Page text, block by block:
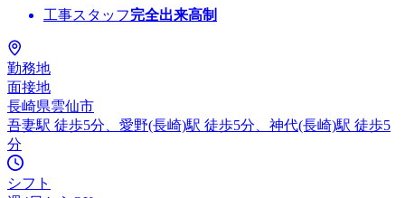
工事スタッフ完全出来高制
勤務地
面接地
長崎県雲仙市
吾妻駅 徒歩5分、愛野(長崎)駅 徒歩5分、神代(長崎)駅 徒歩5
分
シフト